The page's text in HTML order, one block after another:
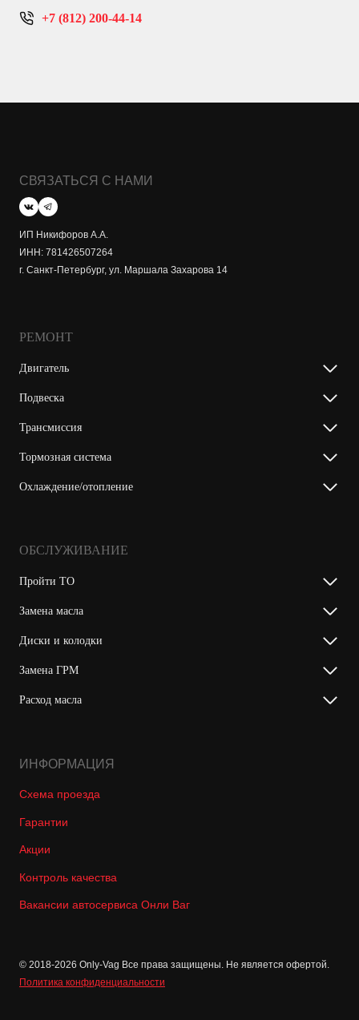
+7 (812) 200-44-14
СВЯЗАТЬСЯ С НАМИ
ИП Никифоров А.А.
ИНН: 781426507264
г. Санкт-Петербург, ул. Маршала Захарова 14
РЕМОНТ
Двигатель
Подвеска
Трансмиссия
Тормозная система
Охлаждение/отопление
ОБСЛУЖИВАНИЕ
Пройти ТО
Замена масла
Диски и колодки
Замена ГРМ
Расход масла
ИНФОРМАЦИЯ
Схема проезда
Гарантии
Акции
Контроль качества
Вакансии автосервиса Онли Ваг
© 2018-2026 Only-Vag Все права защищены. Не является офертой.
Политика конфиденциальности